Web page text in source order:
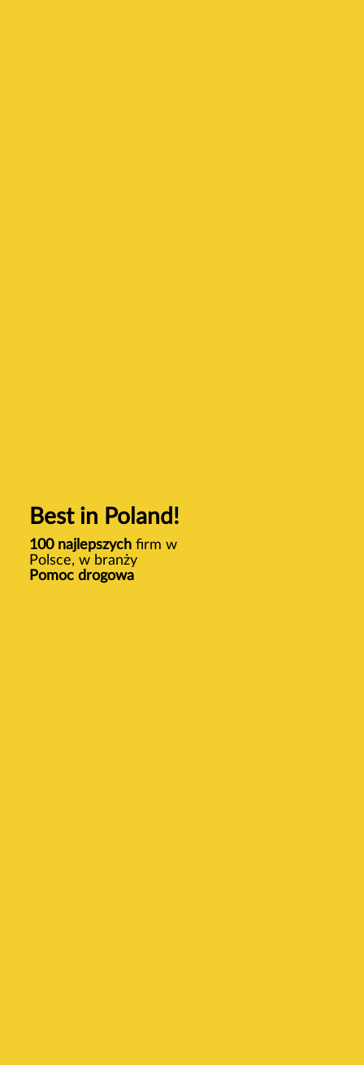
Best in Poland!
100 najlepszychfirm w
Polsce, w branży
Pomoc drogowa